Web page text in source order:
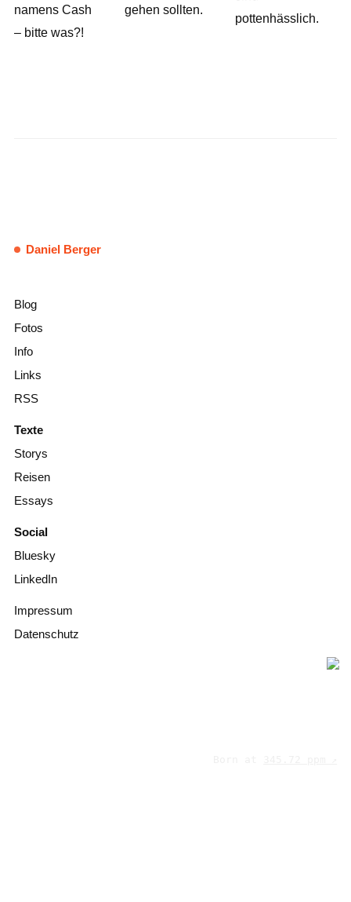
namens Cash
– bitte was?!
gehen sollten.
pottenhässlich.
Daniel Berger
Blog
Fotos
Info
Links
RSS
Texte
Storys
Reisen
Essays
Social
Bluesky
LinkedIn
Impressum
Datenschutz